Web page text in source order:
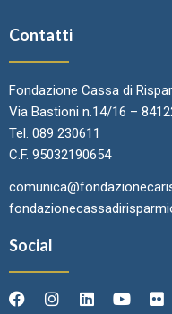
Contatti
Fondazione Cassa di
Via Bastioni n.14/16 –
Tel. 089 230611
C.F. 95032190654
Social